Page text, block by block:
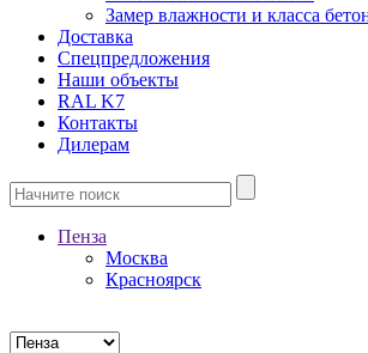
Замер влажности и класса
Доставка
Спецпредложения
Наши объекты
RAL K7
Контакты
Дилерам
Пенза
Москва
Красноярск